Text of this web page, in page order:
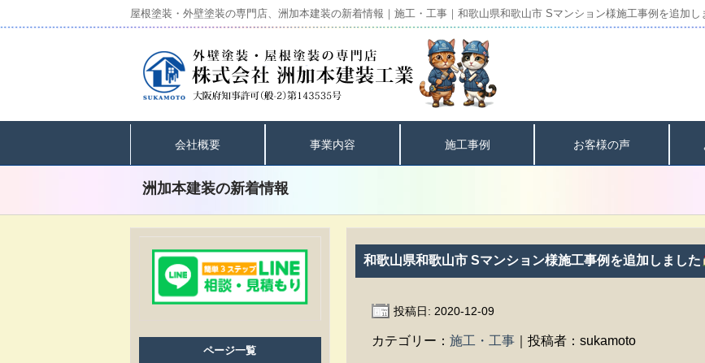
屋根塗装・外壁塗装の専門店、洲加本建装の新着情報｜施工・工事｜和歌山県和歌山市 Sマンション様施工事例を追加し
会社概要 事業内容 施工事例 お客様の声
洲加本建装の新着情報
和歌山県和歌山市 Sマンション様施工事例を追加しました
投稿日: 2020-12-09
カテゴリー：施工・工事 ｜投稿者：sukamoto
ページ一覧